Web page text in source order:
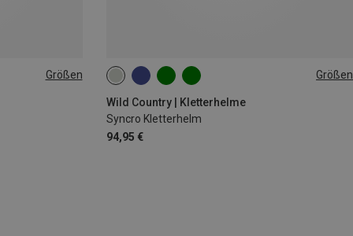
Größen Größen
Wild Country | Kletterhelme
Syncro Kletterhelm
94,95 €
56-63CM